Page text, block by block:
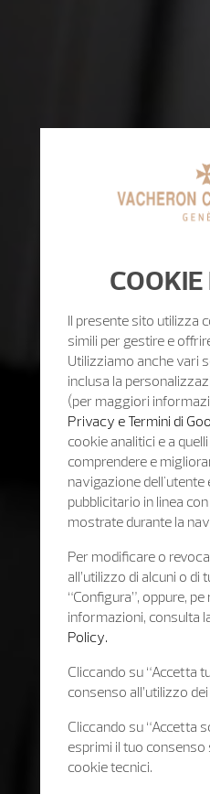
Il presente sito utilizza
simili per gestire e
Utilizziamo anche vari
inclusa la
(per maggiori
Privacy e Termini di
cookie analitici e a
comprendere e
navigazione dell'utente
pubblicitario in linea
mostrate durante la
Per modificare o
all’utilizzo di alcuni o di
“Configura”, oppure,
informazioni, consulta
Policy.
Cliccando su “Accetta
consenso all’utilizzo
Cliccando su “Accetta
esprimi il tuo consenso
cookie tecnici.